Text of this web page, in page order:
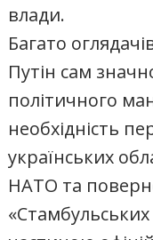
влади.
Багато
Путін сам
політичного
необхідність
українських
НАТО та